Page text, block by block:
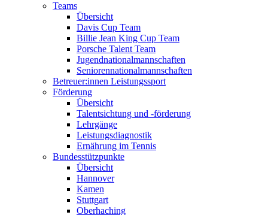
Teams
Übersicht
Davis Cup Team
Billie Jean King Cup Team
Porsche Talent Team
Jugendnationalmannschaften
Seniorennationalmannschaften
Betreuer:innen Leistungssport
Förderung
Übersicht
Talentsichtung und -förderung
Lehrgänge
Leistungsdiagnostik
Ernährung im Tennis
Bundesstützpunkte
Übersicht
Hannover
Kamen
Stuttgart
Oberhaching